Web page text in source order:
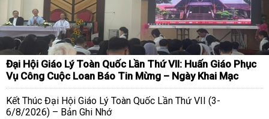
Đại Hội Giáo Lý Toàn Quốc Lần Thứ VII: Huấn Giáo Phục
Vụ Công Cuộc Loan Báo Tin Mừng – Ngày Khai Mạc
Kết Thúc Đại Hội Giáo Lý Toàn Quốc Lần Thứ VII (3-
6/8/2026) – Bản Ghi Nhớ